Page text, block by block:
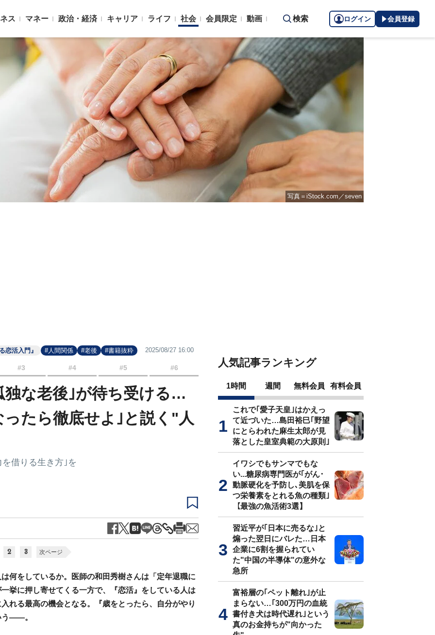
ス マネー 政治・経済 キャリア ライフ 社会 会員限定 動画 検索 ログイン 会員登録
写真＝iStock.com／seven
恋活入門』 #人間関係 #老後 #書籍抜粋 2025/08/27 16:00
#3 #4 #5 #6
独な老後｣が待ち受ける…
たら徹底せよ｣と説く"人
借りる生き方｣を
2 3 次ページ
何をしているか。医師の和田秀樹さんは「定年退職に
挙に押し寄せてくる一方で、『恋活』をしている人は
れる最高の機会となる。『歳をとったら、自分がやり
う――。
人気記事ランキング
1時間 週間 無料会員 有料会員
これで｢愛子天皇｣はかえっ
て近づいた…島田裕巳｢野望
にとらわれた麻生太郎が見
落とした皇室典範の大原則｣
イワシでもサンマでもな
い...糖尿病専門医が｢がん･
動脈硬化を予防し､美肌を保
つ栄養素をとれる魚の種類｣
【最強の魚活術3選】
習近平が｢日本に売るな｣と
煽った翌日にバレた…日本
企業に6割を握られてい
た"中国の半導体"の意外な
急所
富裕層の｢ペット離れ｣が止
まらない…｢300万円の血統
書付き犬は時代遅れ｣という
真のお金持ちが"向かった